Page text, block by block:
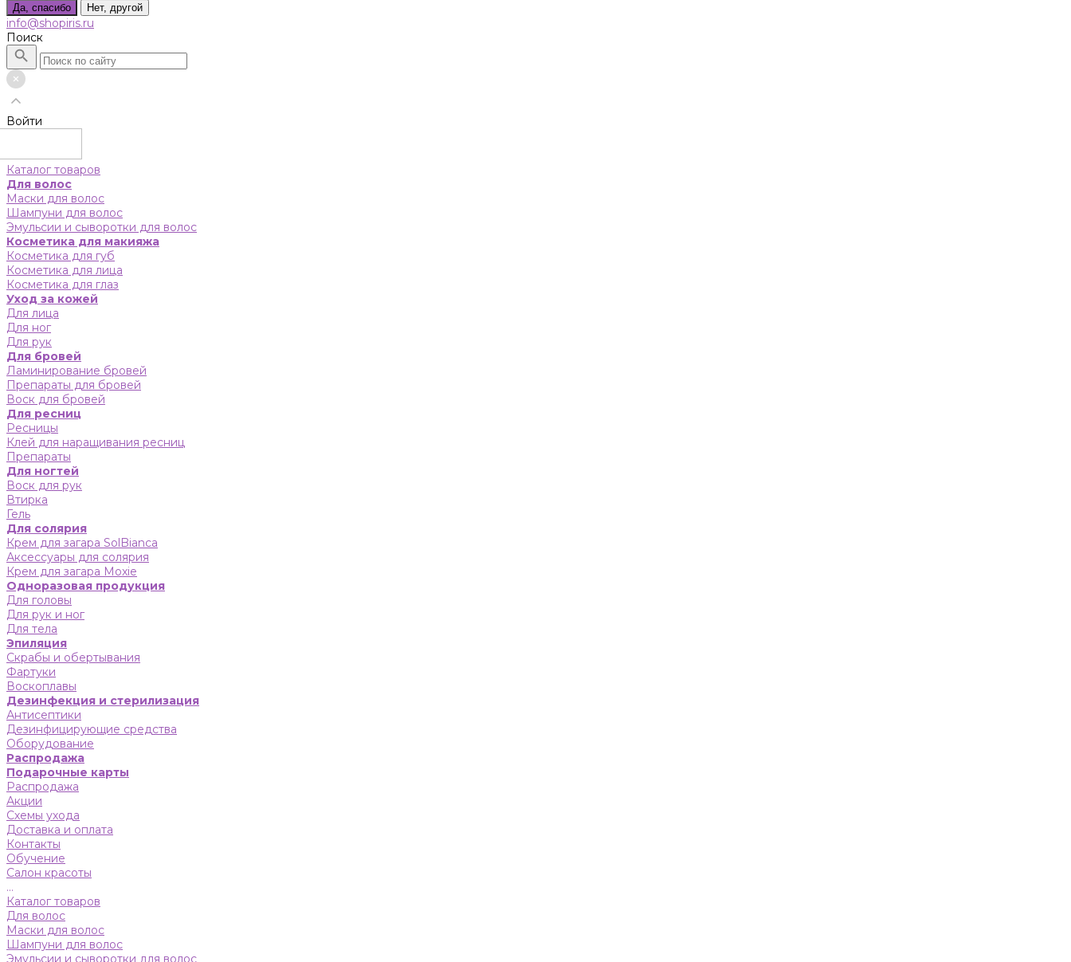
Да, спасибо Нет, другой
info@shopiris.ru
Поиск
Войти
Каталог товаров
Для волос
Маски для волос
Шампуни для волос
Эмульсии и сыворотки для волос
Косметика для макияжа
Косметика для губ
Косметика для лица
Косметика для глаз
Уход за кожей
Для лица
Для ног
Для рук
Для бровей
Ламинирование бровей
Препараты для бровей
Воск для бровей
Для ресниц
Ресницы
Клей для наращивания ресниц
Препараты
Для ногтей
Воск для рук
Втирка
Гель
Для солярия
Крем для загара SolBianca
Аксессуары для солярия
Крем для загара Moxie
Одноразовая продукция
Для головы
Для рук и ног
Для тела
Эпиляция
Скрабы и обертывания
Фартуки
Воскоплавы
Дезинфекция и стерилизация
Антисептики
Дезинфицирующие средства
Оборудование
Распродажа
Подарочные карты
Распродажа
Акции
Схемы ухода
Доставка и оплата
Контакты
Обучение
Салон красоты
...
Каталог товаров
Для волос
Маски для волос
Шампуни для волос
Эмульсии и сыворотки для волос